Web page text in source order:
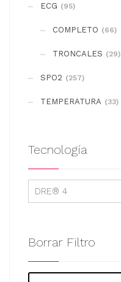
ECG (95)
COMPLETO (66)
TRONCALES (29)
SPO2 (257)
TEMPERATURA (33)
Tecnología
DRE® 4
Borrar Filtro